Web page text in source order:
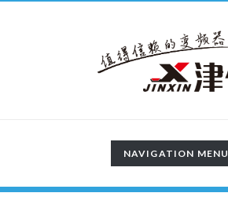
TOGGLE
NAVIGATION
NAVIGATION MENU